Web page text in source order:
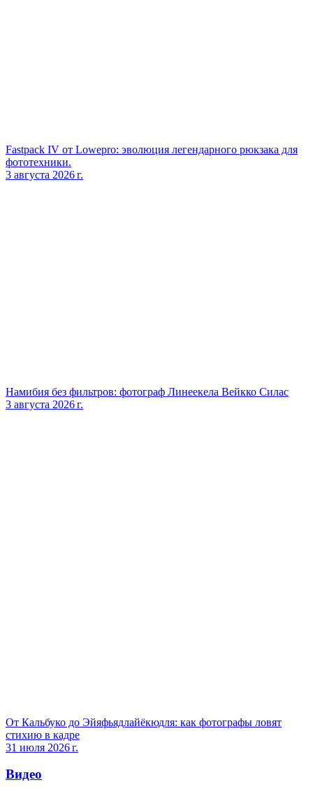
Fastpack IV от Lowepro: эволюция легендарного рюкзака для
фототехники.
3 августа 2026 г.
Намибия без фильтров: фотограф Линеекела Вейкко Силас
3 августа 2026 г.
От Кальбуко до Эйяфьядлайёкюдля: как фотографы ловят
стихию в кадре
31 июля 2026 г.
Видео